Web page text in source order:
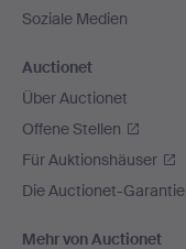
Soziale Medien
Auctionet
Über Auctionet
Offene Stellen
Für Auktionshäuser
Die Auctionet-Garantie
Mehr von Auctionet